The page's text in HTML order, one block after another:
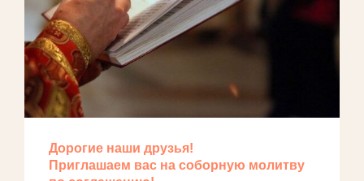
Дорогие наши друзья!
Приглашаем вас на соборную молитву